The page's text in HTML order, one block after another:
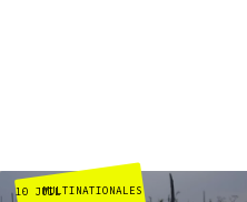
MULTINATIONALES
10 JUIL